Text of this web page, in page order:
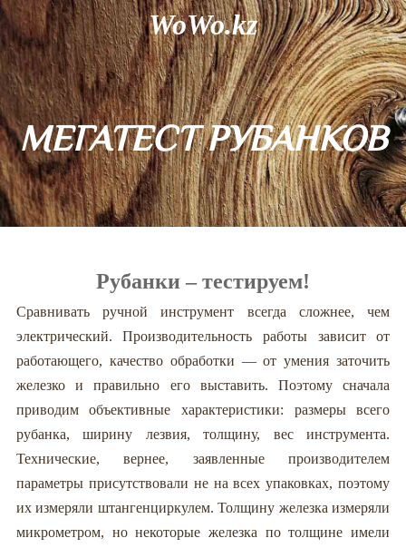
WoWo.kz
МЕГАТЕСТ РУБАНКОВ
Рубанки – тестируем!
Сравнивать ручной инструмент всегда сложнее, чем
электрический. Производительность работы зависит от
работающего, качество обработки — от умения заточить
железко и правильно его выставить. Поэтому сначала
приводим объективные характеристики: размеры всего
рубанка, ширину лезвия, толщину, вес инструмента.
Технические, вернее, заявленные производителем
параметры присутствовали не на всех упаковках, поэтому
их измеряли штангенциркулем. Толщину железка измеряли
микрометром, но некоторые железка по толщине имели